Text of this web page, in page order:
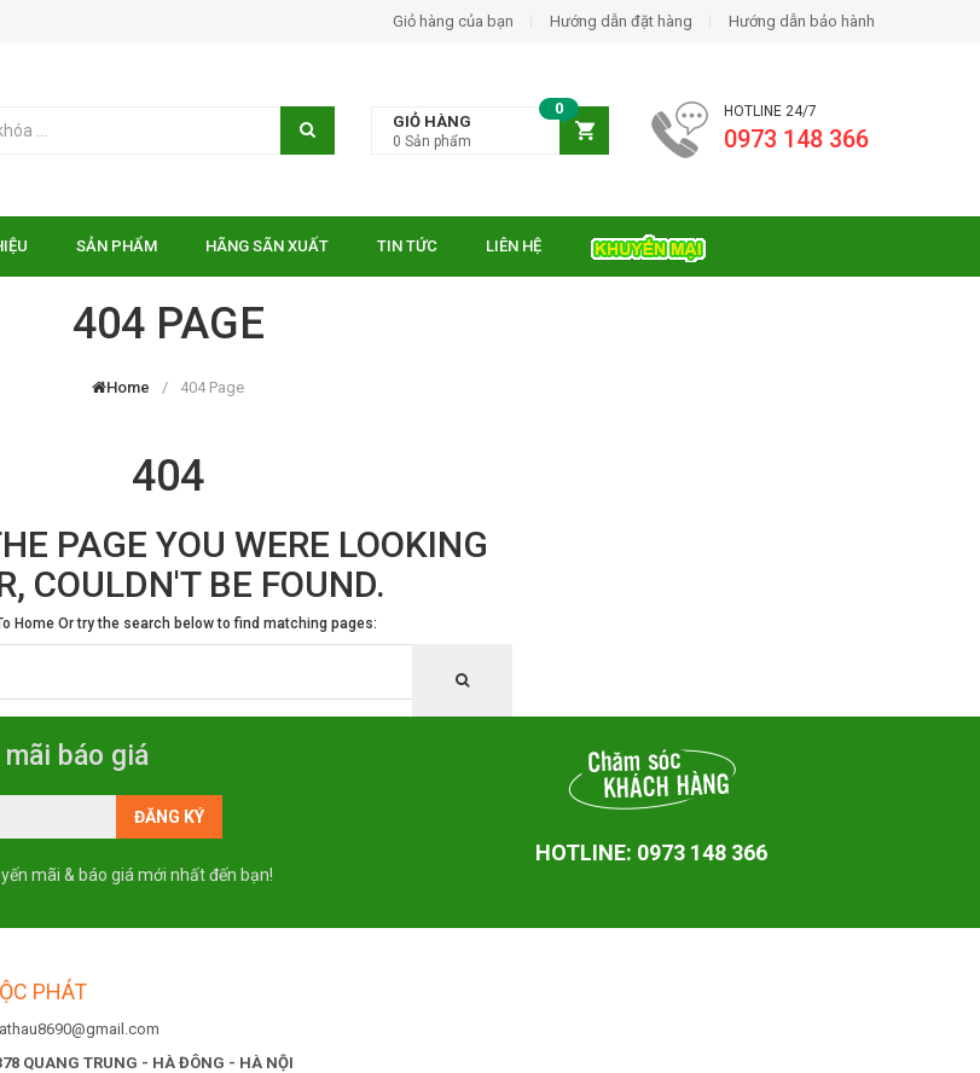
Giỏ hàng của bạn Hướng dẫn đặt hàng Hướng dẫn bảo hành
HOTLINE 24/7
0973 148 366
GIỎ HÀNG
0
0 Sản phẩm
SẢN PHẨM HÃNG SÃN XUẤT TIN TỨC LIÊN HỆ
404 PAGE
Home 404 Page
404
PAGE YOU WERE LOOKING
COULDN'T BE FOUND.
Home Or try the search below to find matching pages:
báo giá
mãi & báo giá mới nhất đến bạn!
HOTLINE: 0973 148 366
PHÁT
QUANG TRUNG - HÀ ĐÔNG - HÀ NỘI